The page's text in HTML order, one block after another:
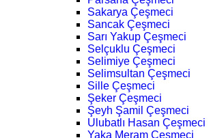
Sakarya Çeşmeci
Sancak Çeşmeci
Sarı Yakup Çeşmeci
Selçuklu Çeşmeci
Selimiye Çeşmeci
Selimsultan Çeşmeci
Sille Çeşmeci
Şeker Çeşmeci
Şeyh Şamil Çeşmeci
Ulubatlı Hasan Çeşmeci
Yaka Meram Çeşmeci